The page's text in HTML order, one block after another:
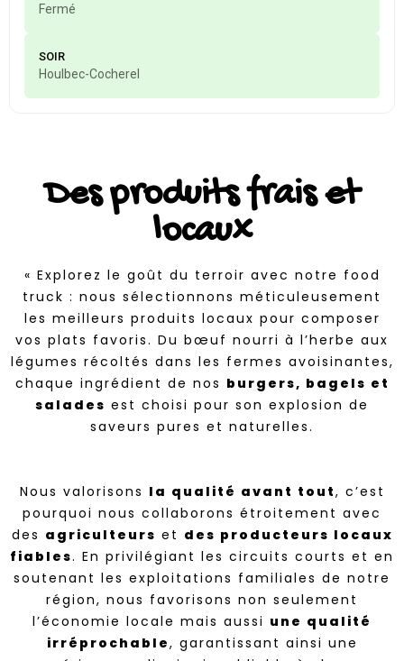
Fermé
SOIR
Houlbec-Cocherel
Des produits frais et
locaux
« Explorez le goût du terroir avec notre food
truck : nous sélectionnons méticuleusement
les meilleurs produits locaux pour composer
vos plats favoris. Du bœuf nourri à l’herbe aux
légumes récoltés dans les fermes avoisinantes,
chaque ingrédient de nos burgers, bagels et
salades est choisi pour son explosion de
saveurs pures et naturelles.
Nous valorisons la qualité avant tout, c’est
pourquoi nous collaborons étroitement avec
des agriculteurs et des producteurs locaux
fiables. En privilégiant les circuits courts et en
soutenant les exploitations familiales de notre
région, nous favorisons non seulement
l’économie locale mais aussi une qualité
irréprochable, garantissant ainsi une